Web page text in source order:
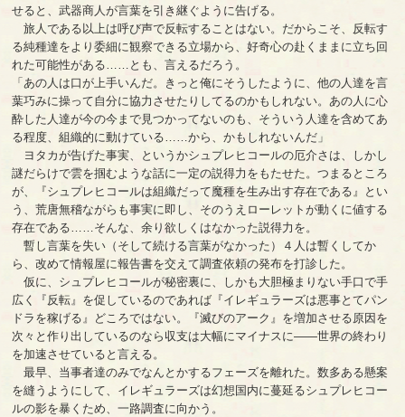
せると、武器商人が言葉を引き継ぐように告げる。
旅人である以上は呼び声で反転することはない。だからこそ、反転す
る純種達をより委細に観察できる立場から、好奇心の赴くままに立ち回
れた可能性がある……とも、言えるだろう。
「あの人は口が上手いんだ。きっと俺にそうしたように、他の人達を言
葉巧みに操って自分に協力させたりしてるのかもしれない。あの人に心
酔した人達が今の今まで見つかってないのも、そういう人達を含めてあ
る程度、組織的に動けている……から、かもしれないんだ」
ヨタカが告げた事実、というかシュプレヒコールの厄介さは、しかし
謎だらけで雲を掴むような話に一定の説得力をもたせた。つまるところ
が、『シュプレヒコールは組織だって魔種を生み出す存在である』とい
う、荒唐無稽ながらも事実に即し、そのうえローレットが動くに値する
存在である……そんな、余り欲しくはなかった説得力を。
暫し言葉を失い（そして続ける言葉がなかった）４人は暫くしてか
ら、改めて情報屋に報告書を交えて調査依頼の発布を打診した。
仮に、シュプレヒコールが秘密裏に、しかも大胆極まりない手口で手
広く『反転』を促しているのであれば『イレギュラーズは悪事とてパン
ドラを稼げる』どころではない。『滅びのアーク』を増加させる原因を
次々と作り出しているのなら収支は大幅にマイナスに――世界の終わり
を加速させていると言える。
最早、当事者達のみでなんとかするフェーズを離れた。数多ある懸案
を縫うようにして、イレギュラーズは幻想国内に蔓延るシュプレヒコー
ルの影を暴くため、一路調査に向かう。